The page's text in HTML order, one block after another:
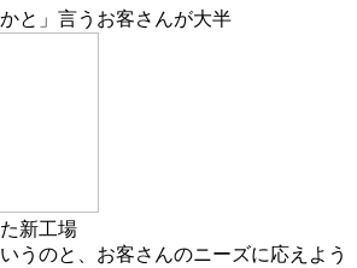
と」言うお客さんが大半
新工場
うのと、お客さんのニーズに応えよう